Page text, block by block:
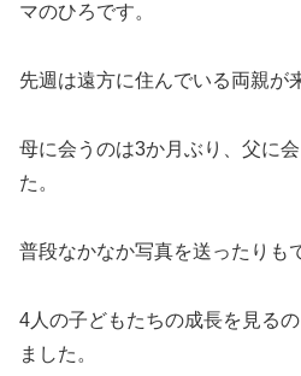
マのひろです。
先週は遠方に住んでいる両親が
母に会うのは3か月ぶり、父に
た。
普段なかなか写真を送ったりも
4人の子どもたちの成長を見る
ました。